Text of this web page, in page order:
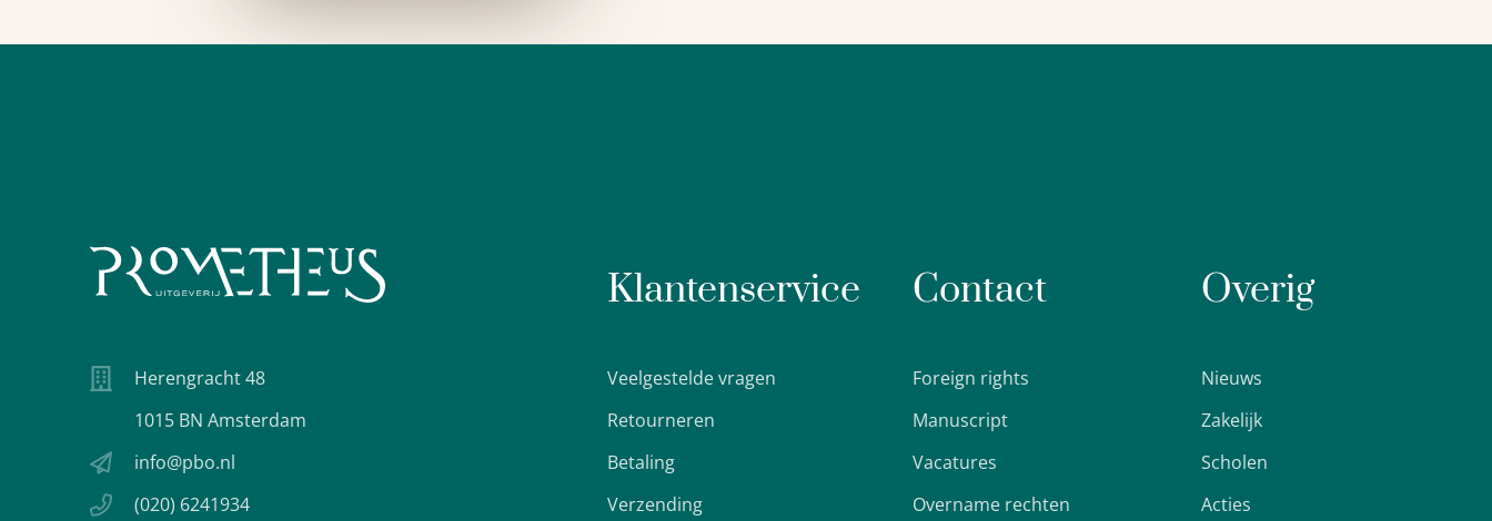
Herengracht 48
1015 BN Amsterdam
info@pbo.nl
(020) 6241934
Klantenservice
Veelgestelde vragen
Retourneren
Betaling
Verzending
Contact
Foreign rights
Manuscript
Vacatures
Overname rechten
Overig
Nieuws
Zakelijk
Scholen
Acties